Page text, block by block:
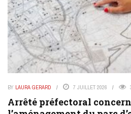
BY LAURA GERARD 7 JUILLET 2026
Arrêté préfectoral